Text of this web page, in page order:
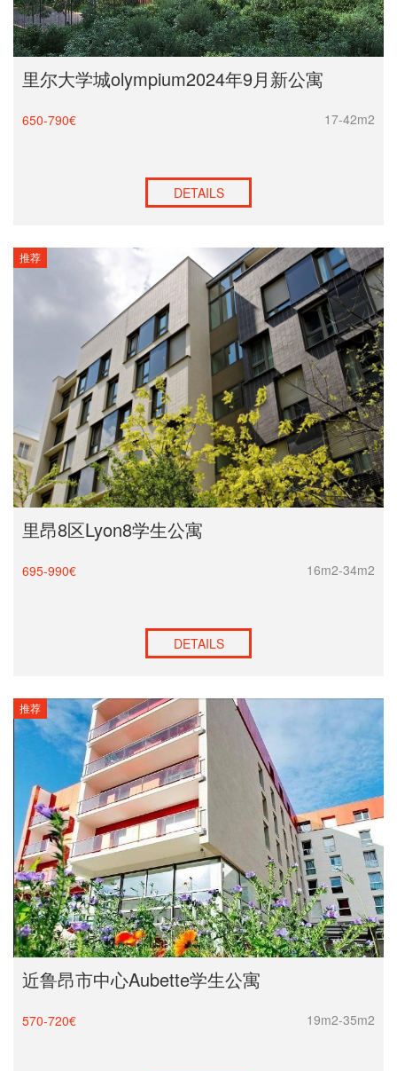
里尔大学城olympium2024年9月新公寓
650-790€ 17-42m2
DETAILS
推荐
里昂8区Lyon8学生公寓
695-990€ 16m2-34m2
DETAILS
推荐
近鲁昂市中心Aubette学生公寓
570-720€ 19m2-35m2